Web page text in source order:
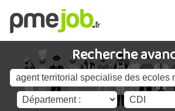
Recherche